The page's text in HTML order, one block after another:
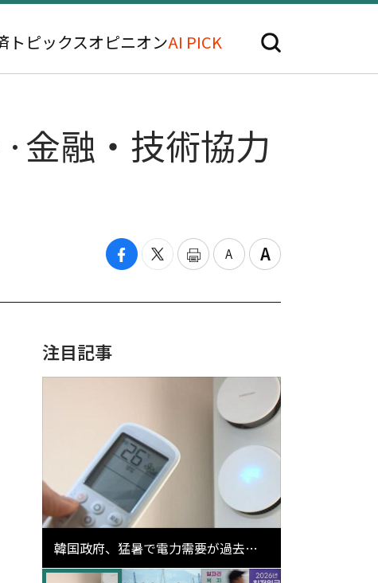
トピックスオピニオンAI PICK
金融・技術協力
注目記事
韓国政府、猛暑で電力需要が過去最